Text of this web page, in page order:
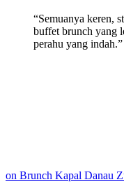
“Semuanya keren,
buffet brunch yang
perahu yang indah.”
on Brunch Kapal Danau